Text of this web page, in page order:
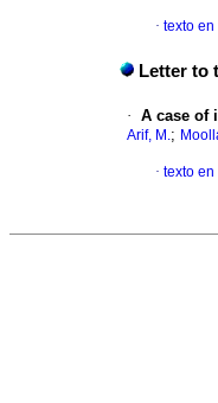
· texto en
Letter to
· A case of
Arif, M.;
· texto en